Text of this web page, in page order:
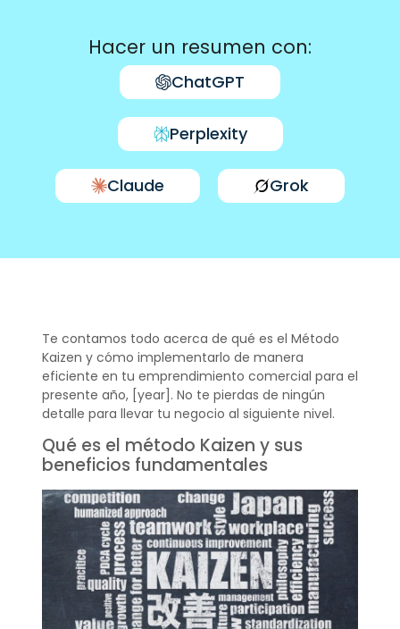
Hacer un resumen con:
ChatGPT
Perplexity
Claude Grok
Te contamos todo acerca de qué es el Método
Kaizen y cómo implementarlo de manera
eficiente en tu emprendimiento comercial para el
presente año, [year]. No te pierdas de ningún
detalle para llevar tu negocio al siguiente nivel.
Qué es el método Kaizen y sus
beneficios fundamentales